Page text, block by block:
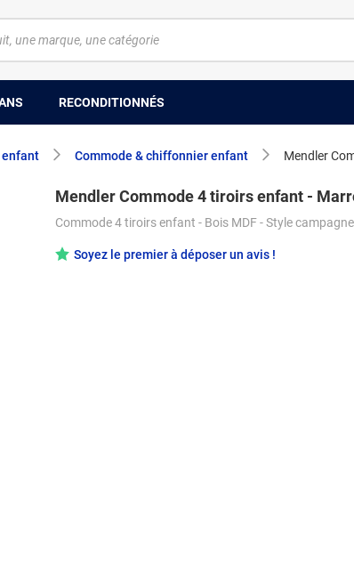
RECONDITIONNÉS
enfant Commode & chiffonnier enfant Mendler
Mendler Commode 4 tiroirs enfant -
Commode 4 tiroirs enfant - Bois MDF - Style
Soyez le premier à déposer un avis !